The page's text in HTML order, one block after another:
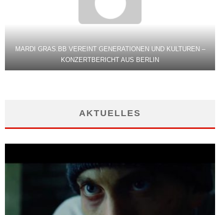
MARDI GRAS.BB VEREINT GENERATIONEN UND KULTUREN –
KONZERTBERICHT AUS BERLIN
AKTUELLES